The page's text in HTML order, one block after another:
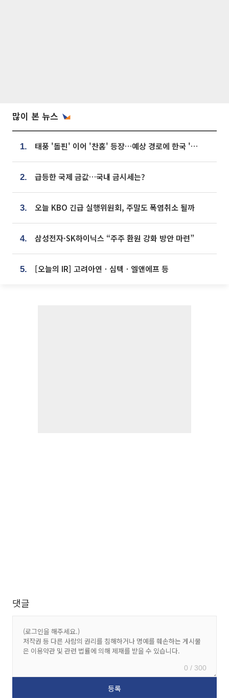
많이 본 뉴스
1. 태풍 '돌핀' 이어 '찬홈' 등장…예상 경로에 한국 '한숨'
2. 급등한 국제 금값…국내 금시세는?
3. 오늘 KBO 긴급 실행위원회, 주말도 폭염취소 될까
4. 삼성전자·SK하이닉스 “주주 환원 강화 방안 마련”
5. [오늘의 IR] 고려아연ㆍ심텍ㆍ엘앤에프 등
댓글
0 / 300